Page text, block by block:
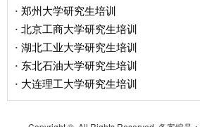
· 郑州大学研究生培训
· 北京工商大学研究生培训
· 湖北工业大学研究生培训
· 东北石油大学研究生培训
· 大连理工大学研究生培训